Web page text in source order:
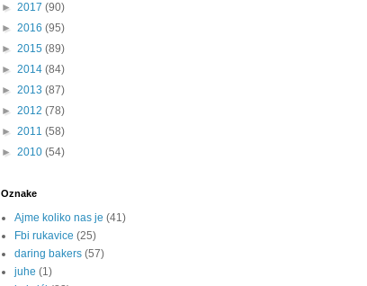
► 2017 (90)
► 2016 (95)
► 2015 (89)
► 2014 (84)
► 2013 (87)
► 2012 (78)
► 2011 (58)
► 2010 (54)
Oznake
Ajme koliko nas je (41)
Fbi rukavice (25)
daring bakers (57)
juhe (1)